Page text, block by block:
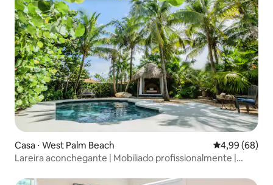
Casa ⋅ West Palm Beach 4,99 de uma
4,99 (68)
Lareira aconchegante | Mobiliado profissionalmente |